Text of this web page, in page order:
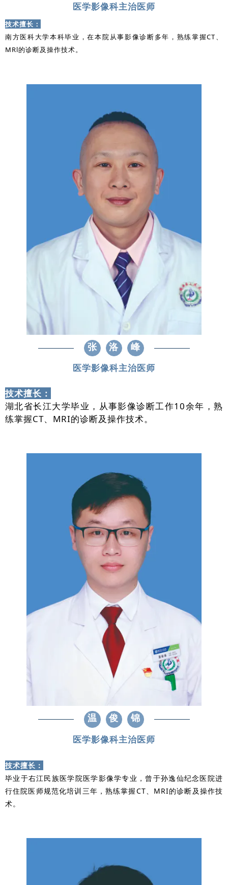
医学影像科主治医师
技术擅长：
南方医科大学本科毕业，在本院从事影像诊断多年，熟练掌握CT、
MRl的诊断及操作技术。
张 洛 峰
医学影像科主治医师
技术擅长：
湖北省长江大学毕业，从事影像诊断工作10余年，熟
练掌握CT、MRI的诊断及操作技术。
温 俊 锦
医学影像科主治医师
技术擅长：
毕业于右江民族医学院医学影像学专业，曾于孙逸仙纪念医院进
行住院医师规范化培训三年， 熟练掌握CT、MRI的诊断及操作技
术。